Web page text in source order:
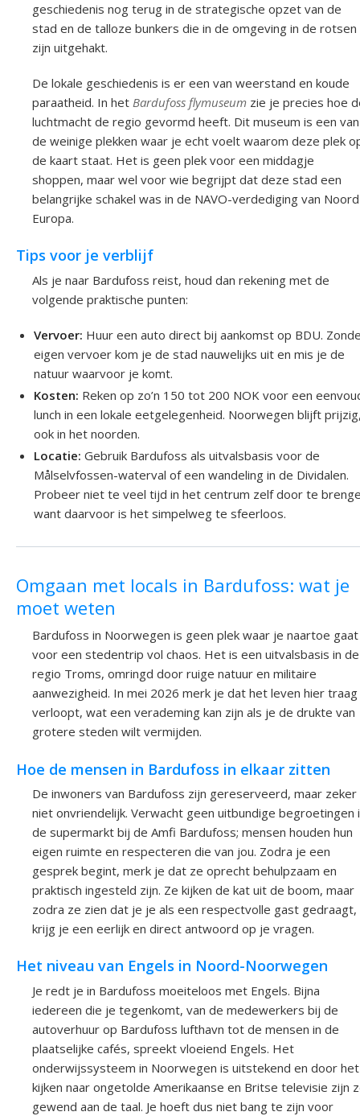
geschiedenis nog terug in de strategische opzet van de
stad en de talloze bunkers die in de omgeving in de rotsen
zijn uitgehakt.
De lokale geschiedenis is er een van weerstand en koude
paraatheid. In het Bardufoss flymuseum zie je precies hoe
luchtmacht de regio gevormd heeft. Dit museum is een van
de weinige plekken waar je echt voelt waarom deze plek
de kaart staat. Het is geen plek voor een middagje
shoppen, maar wel voor wie begrijpt dat deze stad een
belangrijke schakel was in de NAVO-verdediging van
Europa.
Tips voor je verblijf
Als je naar Bardufoss reist, houd dan rekening met de
volgende praktische punten:
Vervoer: Huur een auto direct bij aankomst op BDU.
eigen vervoer kom je de stad nauwelijks uit en mis je de
natuur waarvoor je komt.
Kosten: Reken op zo’n 150 tot 200 NOK voor een
lunch in een lokale eetgelegenheid. Noorwegen blijft
ook in het noorden.
Locatie: Gebruik Bardufoss als uitvalsbasis voor de
Målselvfossen-waterval of een wandeling in de Dividalen.
Probeer niet te veel tijd in het centrum zelf door te
want daarvoor is het simpelweg te sfeerloos.
Omgaan met locals in Bardufoss: wat je
moet weten
Bardufoss in Noorwegen is geen plek waar je naartoe gaat
voor een stedentrip vol chaos. Het is een uitvalsbasis in de
regio Troms, omringd door ruige natuur en militaire
aanwezigheid. In mei 2026 merk je dat het leven hier traag
verloopt, wat een verademing kan zijn als je de drukte van
grotere steden wilt vermijden.
Hoe de mensen in Bardufoss in elkaar zitten
De inwoners van Bardufoss zijn gereserveerd, maar zeker
niet onvriendelijk. Verwacht geen uitbundige begroetingen
de supermarkt bij de Amfi Bardufoss; mensen houden hun
eigen ruimte en respecteren die van jou. Zodra je een
gesprek begint, merk je dat ze oprecht behulpzaam en
praktisch ingesteld zijn. Ze kijken de kat uit de boom, maar
zodra ze zien dat je je als een respectvolle gast gedraagt,
krijg je een eerlijk en direct antwoord op je vragen.
Het niveau van Engels in Noord-Noorwegen
Je redt je in Bardufoss moeiteloos met Engels. Bijna
iedereen die je tegenkomt, van de medewerkers bij de
autoverhuur op Bardufoss lufthavn tot de mensen in de
plaatselijke cafés, spreekt vloeiend Engels. Het
onderwijssysteem in Noorwegen is uitstekend en door het
kijken naar ongetolde Amerikaanse en Britse televisie zijn
gewend aan de taal. Je hoeft dus niet bang te zijn voor